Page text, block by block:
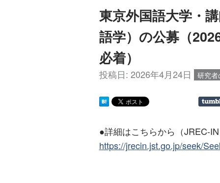
東京外国語大学・
語学）の公募（
必着）
投稿日: 2026年4月24日 研究
●詳細はこちらから（JREC-
https://jrecin.jst.go.jp/seek/